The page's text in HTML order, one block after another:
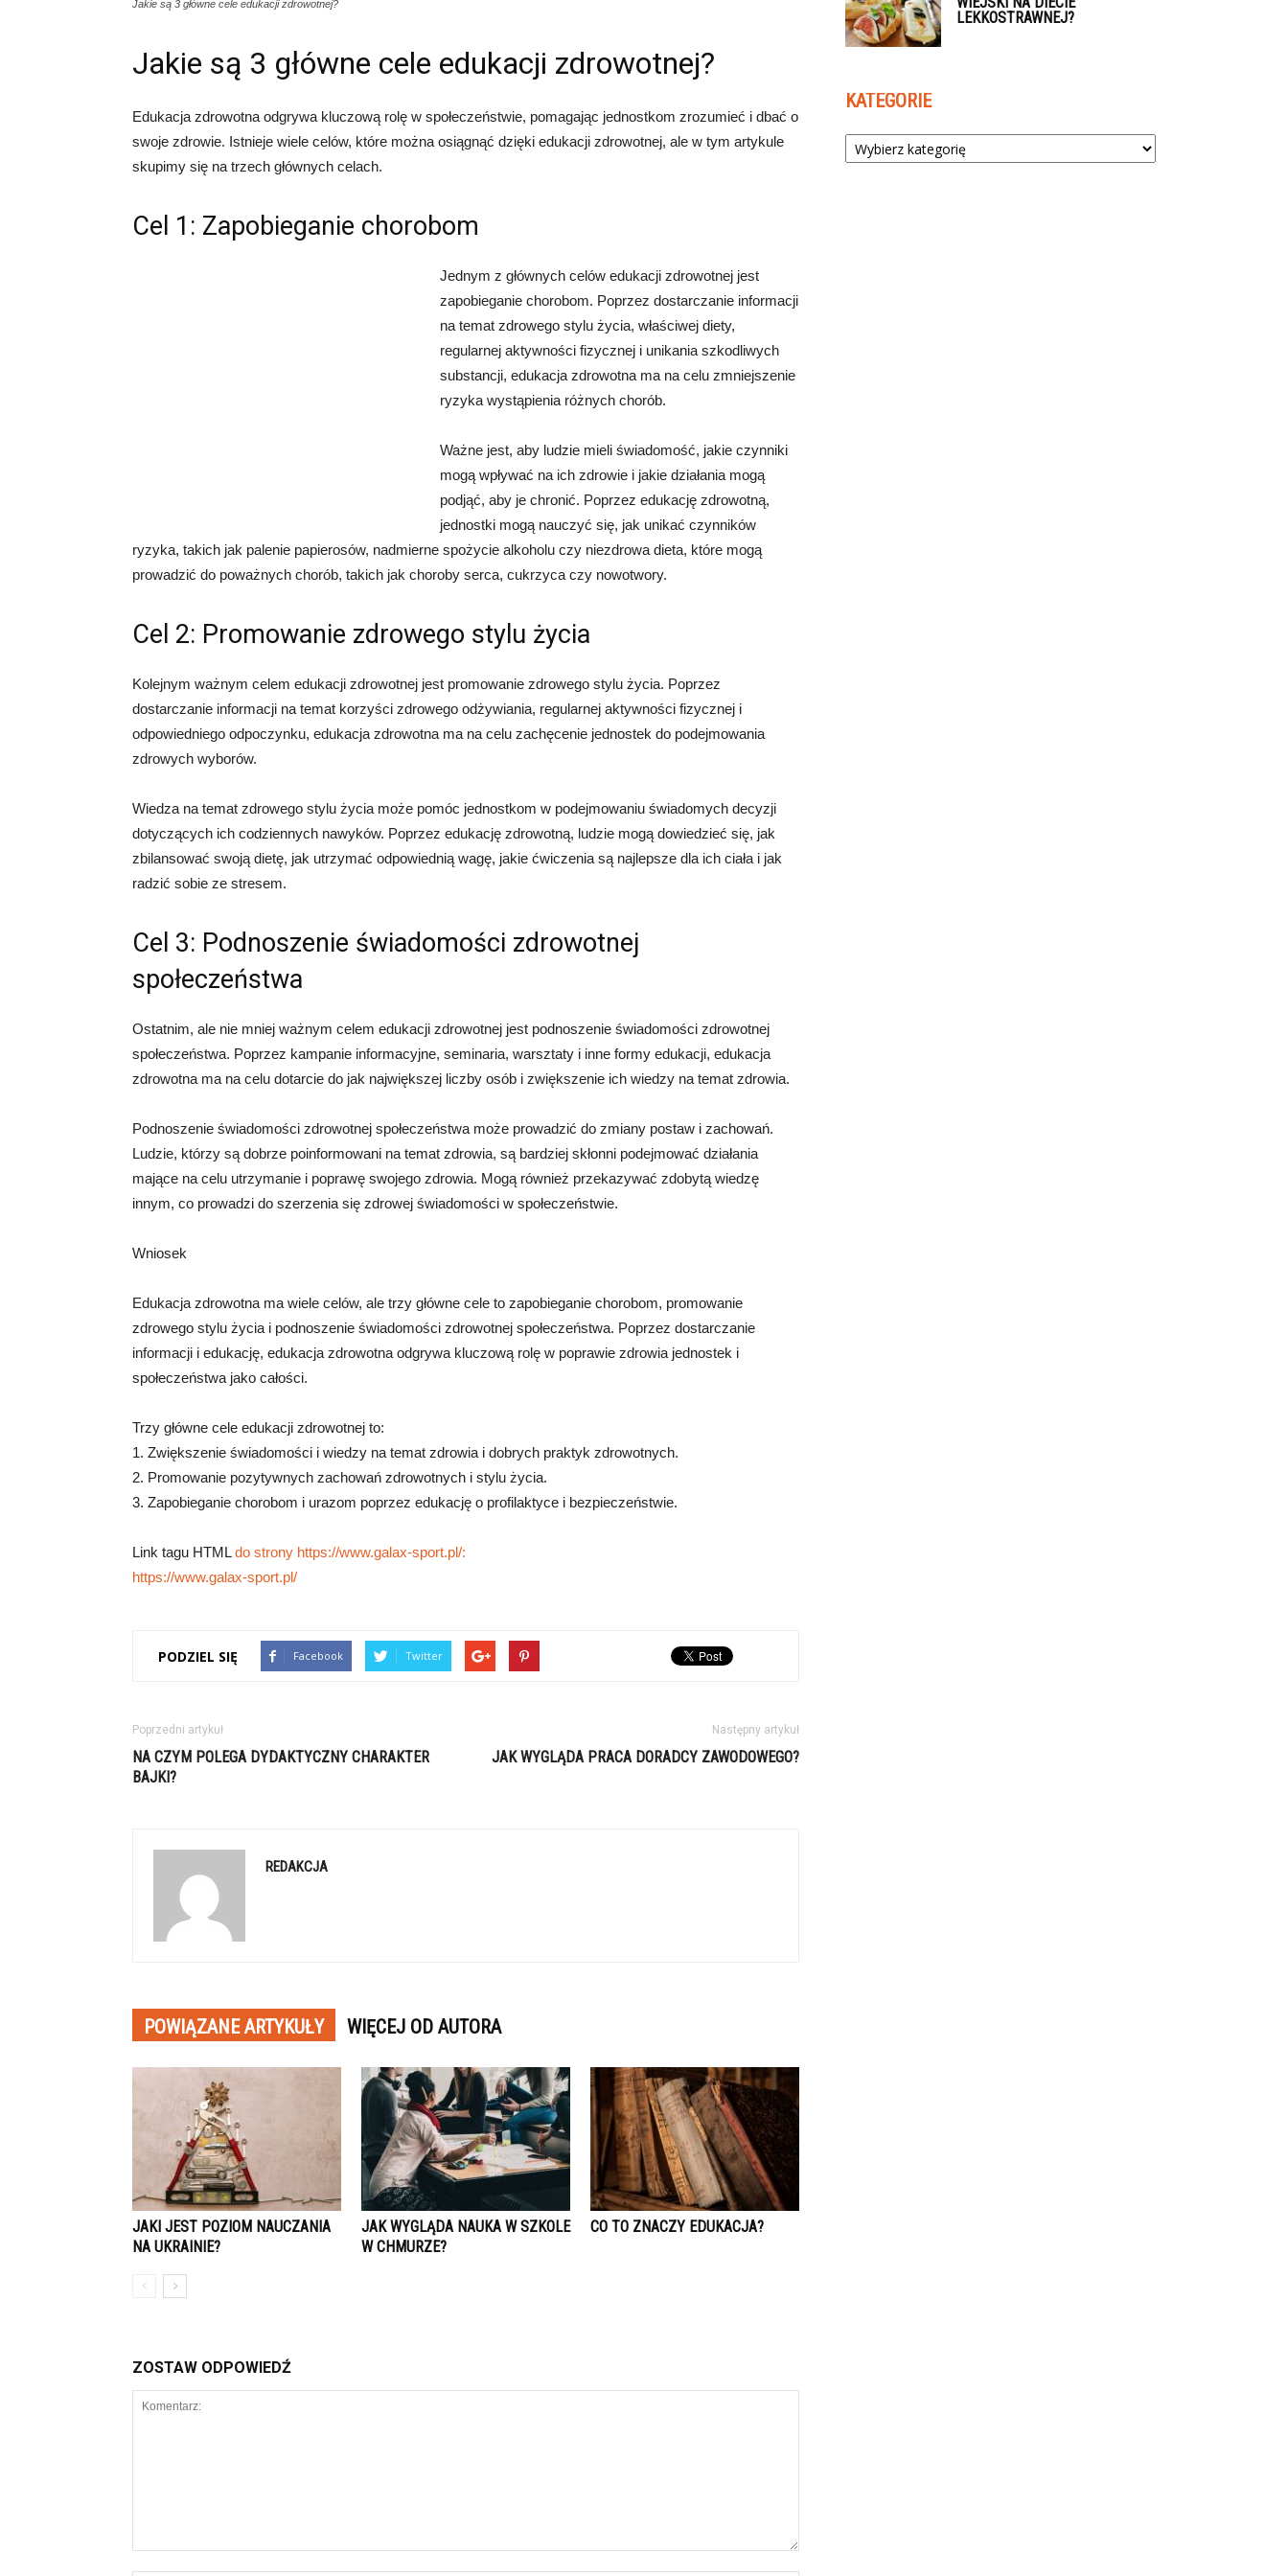
Jakie są 3 główne cele edukacji zdrowotnej?
Jakie są 3 główne cele edukacji zdrowotnej?
Edukacja zdrowotna odgrywa kluczową rolę w społeczeństwie, pomagając jednostkom zrozumieć i dbać o
swoje zdrowie. Istnieje wiele celów, które można osiągnąć dzięki edukacji zdrowotnej, ale w tym artykule
skupimy się na trzech głównych celach.
Cel 1: Zapobieganie chorobom
Jednym z głównych celów edukacji zdrowotnej jest
zapobieganie chorobom. Poprzez dostarczanie informacji
na temat zdrowego stylu życia, właściwej diety,
regularnej aktywności fizycznej i unikania szkodliwych
substancji, edukacja zdrowotna ma na celu zmniejszenie
ryzyka wystąpienia różnych chorób.
Ważne jest, aby ludzie mieli świadomość, jakie czynniki
mogą wpływać na ich zdrowie i jakie działania mogą
podjąć, aby je chronić. Poprzez edukację zdrowotną,
jednostki mogą nauczyć się, jak unikać czynników
ryzyka, takich jak palenie papierosów, nadmierne spożycie alkoholu czy niezdrowa dieta, które mogą
prowadzić do poważnych chorób, takich jak choroby serca, cukrzyca czy nowotwory.
Cel 2: Promowanie zdrowego stylu życia
Kolejnym ważnym celem edukacji zdrowotnej jest promowanie zdrowego stylu życia. Poprzez
dostarczanie informacji na temat korzyści zdrowego odżywiania, regularnej aktywności fizycznej i
odpowiedniego odpoczynku, edukacja zdrowotna ma na celu zachęcenie jednostek do podejmowania
zdrowych wyborów.
Wiedza na temat zdrowego stylu życia może pomóc jednostkom w podejmowaniu świadomych decyzji
dotyczących ich codziennych nawyków. Poprzez edukację zdrowotną, ludzie mogą dowiedzieć się, jak
zbilansować swoją dietę, jak utrzymać odpowiednią wagę, jakie ćwiczenia są najlepsze dla ich ciała i jak
radzić sobie ze stresem.
Cel 3: Podnoszenie świadomości zdrowotnej
społeczeństwa
Ostatnim, ale nie mniej ważnym celem edukacji zdrowotnej jest podnoszenie świadomości zdrowotnej
społeczeństwa. Poprzez kampanie informacyjne, seminaria, warsztaty i inne formy edukacji, edukacja
zdrowotna ma na celu dotarcie do jak największej liczby osób i zwiększenie ich wiedzy na temat zdrowia.
Podnoszenie świadomości zdrowotnej społeczeństwa może prowadzić do zmiany postaw i zachowań.
Ludzie, którzy są dobrze poinformowani na temat zdrowia, są bardziej skłonni podejmować działania
mające na celu utrzymanie i poprawę swojego zdrowia. Mogą również przekazywać zdobytą wiedzę
innym, co prowadzi do szerzenia się zdrowej świadomości w społeczeństwie.
Wniosek
Edukacja zdrowotna ma wiele celów, ale trzy główne cele to zapobieganie chorobom, promowanie
zdrowego stylu życia i podnoszenie świadomości zdrowotnej społeczeństwa. Poprzez dostarczanie
informacji i edukację, edukacja zdrowotna odgrywa kluczową rolę w poprawie zdrowia jednostek i
społeczeństwa jako całości.
Trzy główne cele edukacji zdrowotnej to:
1. Zwiększenie świadomości i wiedzy na temat zdrowia i dobrych praktyk zdrowotnych.
2. Promowanie pozytywnych zachowań zdrowotnych i stylu życia.
3. Zapobieganie chorobom i urazom poprzez edukację o profilaktyce i bezpieczeństwie.
Link tagu HTMLdo strony https://www.galax-sport.pl/:
https://www.galax-sport.pl/
PODZIEL SIĘ Facebook Twitter
Poprzedni artykuł
NA CZYM POLEGA DYDAKTYCZNY CHARAKTER
BAJKI?
Następny artykuł
JAK WYGLĄDA PRACA DORADCY ZAWODOWEGO?
REDAKCJA
POWIĄZANE ARTYKUŁY WIĘCEJ OD AUTORA
JAKI JEST POZIOM NAUCZANIA
NA UKRAINIE?
JAK WYGLĄDA NAUKA W SZKOLE
W CHMURZE?
CO TO ZNACZY EDUKACJA?
ZOSTAW ODPOWIEDŹ
LEKKOSTRAWNEJ?
KATEGORIE
Kategorie